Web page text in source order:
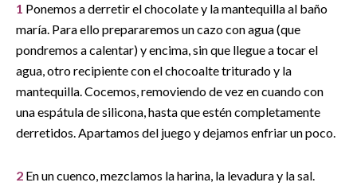
1 Ponemos a derretir el chocolate y la mantequilla al baño
maría. Para ello prepararemos un cazo con agua (que
pondremos a calentar) y encima, sin que llegue a tocar el
agua, otro recipiente con el chocoalte triturado y la
mantequilla. Cocemos, removiendo de vez en cuando con
una espátula de silicona, hasta que estén completamente
derretidos. Apartamos del juego y dejamos enfriar un poco.
2 En un cuenco, mezclamos la harina, la levadura y la sal.